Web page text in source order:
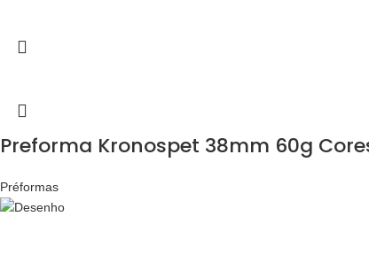
Preforma Kronospet 38mm 60g
Préformas